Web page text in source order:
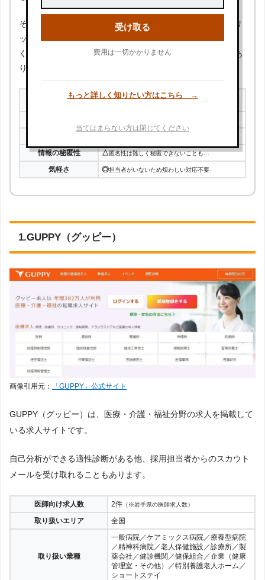
その分、制限や成約がなく、気軽で自由度が高いというメリ
ットもありますが、匿名で応募することが難しい場合も多
く、転職活動中であることが外部に漏れる危険も少なくはあ
りません。
民間転職サイトについて
情報の秘匿性 △匿名性は難しく秘匿できないことも…
気軽さ ◎担当者がいないため煩わしい対応不要
1.GUPPY（グッピー）
画像引用元： 「GUPPY」公式サイト
GUPPY（グッピー）は、医療・介護・福祉分野の求人を掲載して
いる求人サイトです。
自己分析ができる適性診断がある他、採用担当者からのスカウト
メールを受け取れることもあります。
医師向け求人数 2件 （※岩手県の医師求人数）
取り扱いエリア 全国
取り扱い業種
一般病院／ケアミックス病院／療養型病院
／精神科病院／老人保健施設／診療所／製
薬会社／健診機関／健保組合／企業（健康
管理室・その他）／特別養護老人ホーム／
ショートステイ
受け取る
費用は一切かかりません
もっと詳しく知りたい方はこちら →
当てはまらない方は閉じてください